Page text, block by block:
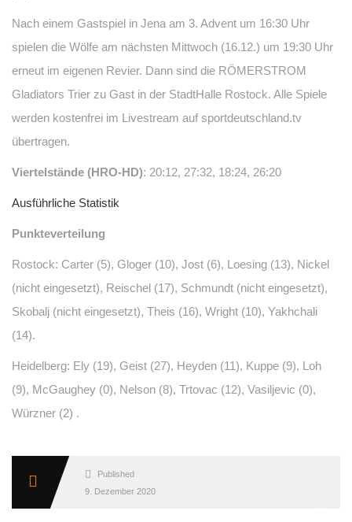
Nach einem Gastspiel in Jena am 3. Advent um 16:30 Uhr
spielen die Wölfe am nächsten Mittwoch (16.12.) um 19:30 Uhr
erneut im eigenen Revier. Dann sind die RÖMERSTROM
Gladiators Trier zu Gast in der StadtHalle Rostock. Alle Spiele
werden kostenfrei im Livestream auf sportdeutschland.tv
übertragen.
Viertelstände (HRO-HD): 20:12, 27:32, 18:24, 26:20
Ausführliche Statistik
Punkteverteilung
Rostock: Carter (5), Gloger (10), Jost (6), Loesing (13), Nickel
(nicht eingesetzt), Reischel (17), Schmundt (nicht eingesetzt),
Skobalj (nicht eingesetzt), Theis (16), Wright (10), Yakhchali
(14).
Heidelberg: Ely (19), Geist (27), Heyden (11), Kuppe (9), Loh
(9), McGaughey (0), Nelson (8), Trtovac (12), Vasiljevic (0),
Würzner (2) .
Published
9. Dezember 2020